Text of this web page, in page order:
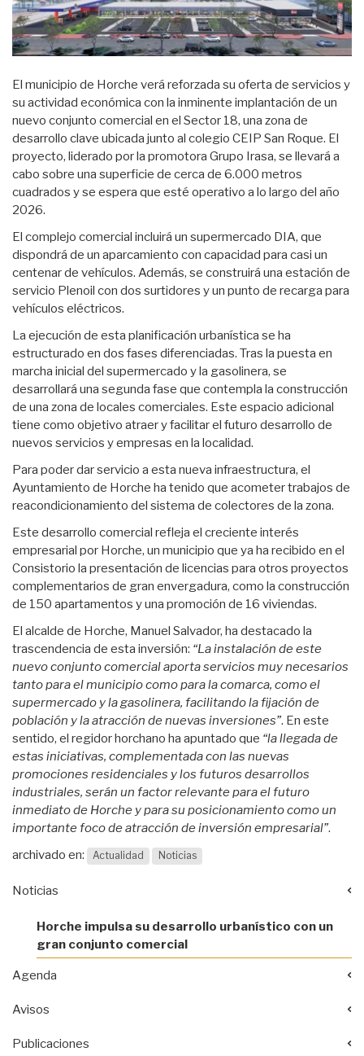
El municipio de Horche verá reforzada su oferta de servicios y
su actividad económica con la inminente implantación de un
nuevo conjunto comercial en el Sector 18, una zona de
desarrollo clave ubicada junto al colegio CEIP San Roque. El
proyecto, liderado por la promotora Grupo Irasa, se llevará a
cabo sobre una superficie de cerca de 6.000 metros
cuadrados y se espera que esté operativo a lo largo del año
2026.
El complejo comercial incluirá un supermercado DIA, que
dispondrá de un aparcamiento con capacidad para casi un
centenar de vehículos. Además, se construirá una estación de
servicio Plenoil con dos surtidores y un punto de recarga para
vehículos eléctricos.
La ejecución de esta planificación urbanística se ha
estructurado en dos fases diferenciadas. Tras la puesta en
marcha inicial del supermercado y la gasolinera, se
desarrollará una segunda fase que contempla la construcción
de una zona de locales comerciales. Este espacio adicional
tiene como objetivo atraer y facilitar el futuro desarrollo de
nuevos servicios y empresas en la localidad.
Para poder dar servicio a esta nueva infraestructura, el
Ayuntamiento de Horche ha tenido que acometer trabajos de
reacondicionamiento del sistema de colectores de la zona.
Este desarrollo comercial refleja el creciente interés
empresarial por Horche, un municipio que ya ha recibido en el
Consistorio la presentación de licencias para otros proyectos
complementarios de gran envergadura, como la construcción
de 150 apartamentos y una promoción de 16 viviendas.
El alcalde de Horche, Manuel Salvador, ha destacado la
trascendencia de esta inversión: “La instalación de este
nuevo conjunto comercial aporta servicios muy necesarios
tanto para el municipio como para la comarca, como el
supermercado y la gasolinera, facilitando la fijación de
población y la atracción de nuevas inversiones”. En este
sentido, el regidor horchano ha apuntado que “la llegada de
estas iniciativas, complementada con las nuevas
promociones residenciales y los futuros desarrollos
industriales, serán un factor relevante para el futuro
inmediato de Horche y para su posicionamiento como un
importante foco de atracción de inversión empresarial”.
archivado en:
Actualidad Noticias
Noticias
Horche impulsa su desarrollo urbanístico con un
gran conjunto comercial
Agenda
Avisos
Publicaciones